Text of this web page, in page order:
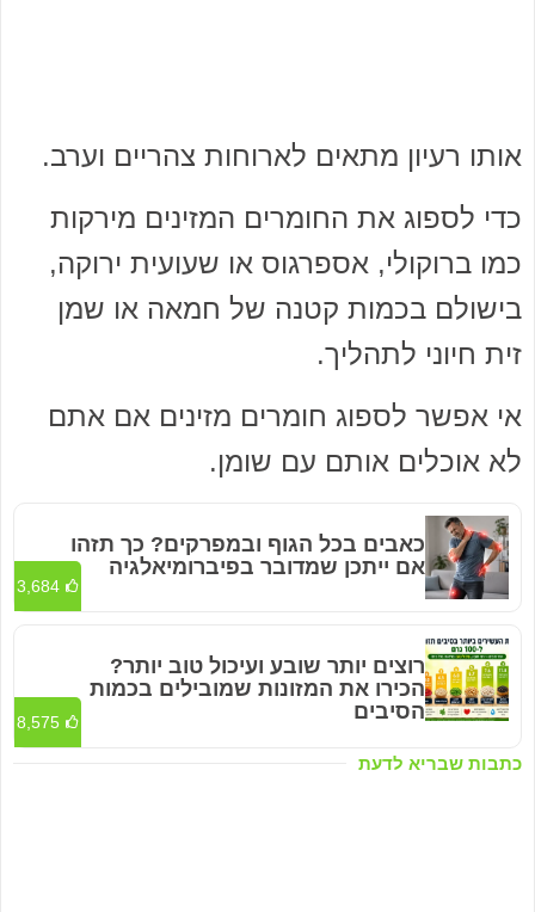
אותו רעיון מתאים לארוחות צהריים וערב.
כדי לספוג את החומרים המזינים מירקות
כמו ברוקולי, אספרגוס או שעועית ירוקה,
בישולם בכמות קטנה של חמאה או שמן
זית חיוני לתהליך.
אי אפשר לספוג חומרים מזינים אם אתם
לא אוכלים אותם עם שומן.
כתבות שבריא לדעת
כאבים בכל הגוף ובמפרקים? כך תזהו
אם ייתכן שמדובר בפיברומיאלגיה
3,684
רוצים יותר שובע ועיכול טוב יותר?
הכירו את המזונות שמובילים בכמות
הסיבים
8,575